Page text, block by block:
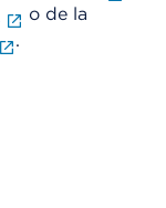
o de la
.